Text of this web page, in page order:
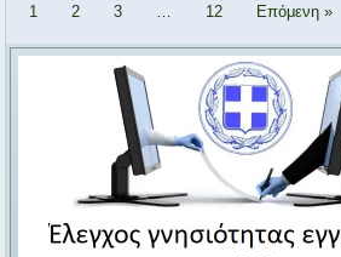
1 2 3 12 Επόμενη »